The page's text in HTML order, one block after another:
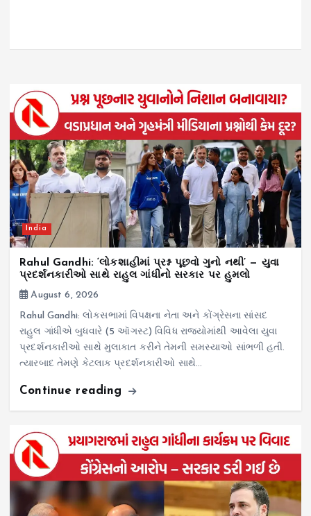
India
Rahul Gandhi: ‘લોકશાહીમાં પ્રશ્ન પૂછવો ગુનો નથી’ — યુવા
પ્રદર્શનકારીઓ સાથે રાહુલ ગાંધીનો સરકાર પર હુમલો
August 6, 2026
Rahul Gandhi: લોકસભામાં વિપક્ષના નેતા અને કોંગ્રેસના સાંસદ
રાહુલ ગાંધીએ બુધવારે (5 ઑગસ્ટ) વિવિધ રાજ્યોમાંથી આવેલા યુવા
પ્રદર્શનકારીઓ સાથે મુલાકાત કરીને તેમની સમસ્યાઓ સાંભળી હતી.
ત્યારબાદ તેમણે કેટલાક પ્રદર્શનકારીઓ સાથે…
Continue reading